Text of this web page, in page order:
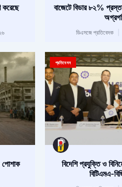
করেছে
বাজেটে বিডার ৮২%
ডিএসজে প্রতিবেদক
পোশাক
প্রতিবেদন
বিদেশি প্রযুক্তি ও
বিটিএমএ-